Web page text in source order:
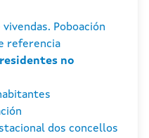
Poboación
referencia
no
dos concellos